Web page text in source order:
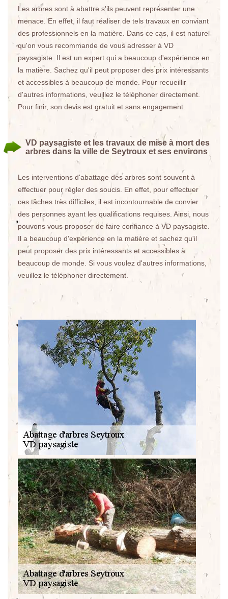
Les arbres sont à abattre s'ils peuvent représenter une
menace. En effet, il faut réaliser de tels travaux en conviant
des professionnels en la matière. Dans ce cas, il est naturel
qu'on vous recommande de vous adresser à VD
paysagiste. Il est un expert qui a beaucoup d'expérience en
la matière. Sachez qu'il peut proposer des prix intéressants
et accessibles à beaucoup de monde. Pour recueillir
d'autres informations, veuillez le téléphoner directement.
Pour finir, son devis est gratuit et sans engagement.
VD paysagiste et les travaux de mise à mort des
arbres dans la ville de Seytroux et ses environs
Les interventions d'abattage des arbres sont souvent à
effectuer pour régler des soucis. En effet, pour effectuer
ces tâches très difficiles, il est incontournable de convier
des personnes ayant les qualifications requises. Ainsi, nous
pouvons vous proposer de faire confiance à VD paysagiste.
Il a beaucoup d'expérience en la matière et sachez qu'il
peut proposer des prix intéressants et accessibles à
beaucoup de monde. Si vous voulez d'autres informations,
veuillez le téléphoner directement.